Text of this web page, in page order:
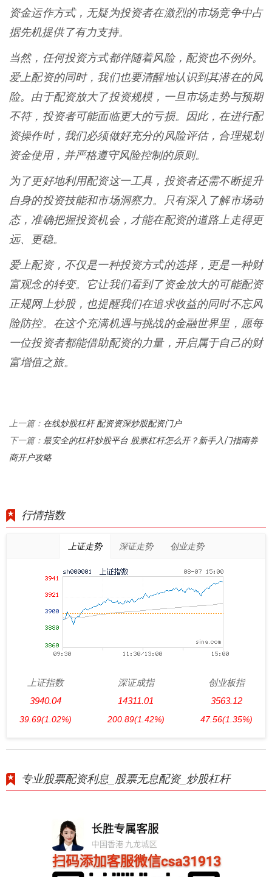
资金运作方式，无疑为投资者在激烈的市场竞争中占
据先机提供了有力支持。
当然，任何投资方式都伴随着风险，配资也不例外。
爱上配资的同时，我们也要清醒地认识到其潜在的风
险。由于配资放大了投资规模，一旦市场走势与预期
不符，投资者可能面临更大的亏损。因此，在进行配
资操作时，我们必须做好充分的风险评估，合理规划
资金使用，并严格遵守风险控制的原则。
为了更好地利用配资这一工具，投资者还需不断提升
自身的投资技能和市场洞察力。只有深入了解市场动
态，准确把握投资机会，才能在配资的道路上走得更
远、更稳。
爱上配资，不仅是一种投资方式的选择，更是一种财
富观念的转变。它让我们看到了资金放大的可能配资
正规网上炒股，也提醒我们在追求收益的同时不忘风
险防控。在这个充满机遇与挑战的金融世界里，愿每
一位投资者都能借助配资的力量，开启属于自己的财
富增值之旅。
上一篇： 在线炒股杠杆 配资资深炒股配资门户
下一篇： 最安全的杠杆炒股平台 股票杠杆怎么开？新手入门指南券
商开户攻略
行情指数
上证走势 深证走势 创业走势
上证指数
3940.04
39.69(1.02%)
深证成指
14311.01
200.89(1.42%)
创业板指
3563.12
47.56(1.35%)
专业股票配资利息_股票无息配资_炒股杠杆